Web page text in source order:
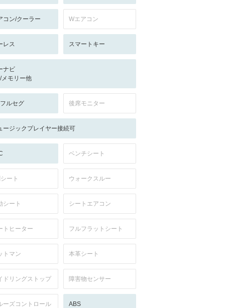
コン/クーラー Wエアコン
レス スマートキー
ナビ
メモリー他
ルセグ 後席モニター
ージックプレイヤー接続可
ベンチシート
ート ウォークスルー
シート シートエアコン
トヒーター フルフラットシート
トマン 本革シート
ドリングストップ 障害物センサー
ーズコントロール ABS